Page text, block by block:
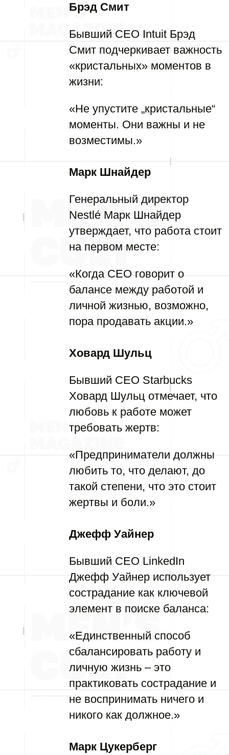
Брэд Смит
Бывший CEO Intuit Брэд
Смит подчеркивает важность
«кристальных» моментов в
жизни:
«Не упустите „кристальные“
моменты. Они важны и не
возместимы.»
Марк Шнайдер
Генеральный директор
Nestlé Марк Шнайдер
утверждает, что работа стоит
на первом месте:
«Когда CEO говорит о
балансе между работой и
личной жизнью, возможно,
пора продавать акции.»
Ховард Шульц
Бывший CEO Starbucks
Ховард Шульц отмечает, что
любовь к работе может
требовать жертв:
«Предприниматели должны
любить то, что делают, до
такой степени, что это стоит
жертвы и боли.»
Джефф Уайнер
Бывший CEO LinkedIn
Джефф Уайнер использует
сострадание как ключевой
элемент в поиске баланса:
«Единственный способ
сбалансировать работу и
личную жизнь – это
практиковать сострадание и
не воспринимать ничего и
никого как должное.»
Марк Цукерберг